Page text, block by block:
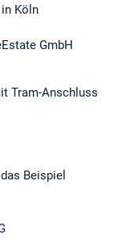
Köln
GmbH
Tram-Anschluss
Beispiel